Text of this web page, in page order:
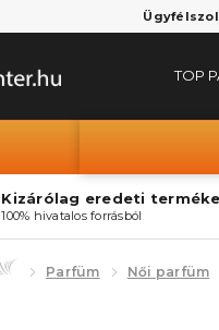
TOP
Kizárólag eredeti
100% hivatalos forrásból
Parfüm Női parfüm